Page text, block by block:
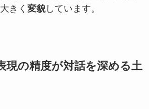
きく 変貌しています。
現の精度が対話を深める土